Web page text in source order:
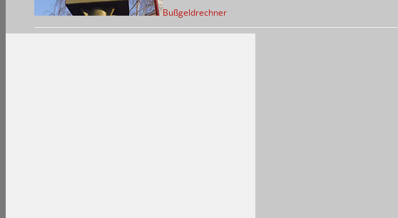
Bußgeldrechner